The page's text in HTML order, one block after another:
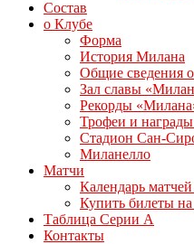
Состав
о Клубе
Форма
История Милана
Общие сведения
Зал славы
Рекорды
Трофеи и
Стадион Сан-
Миланелло
Матчи
Календарь
Купить билеты
Таблица Серии А
Контакты